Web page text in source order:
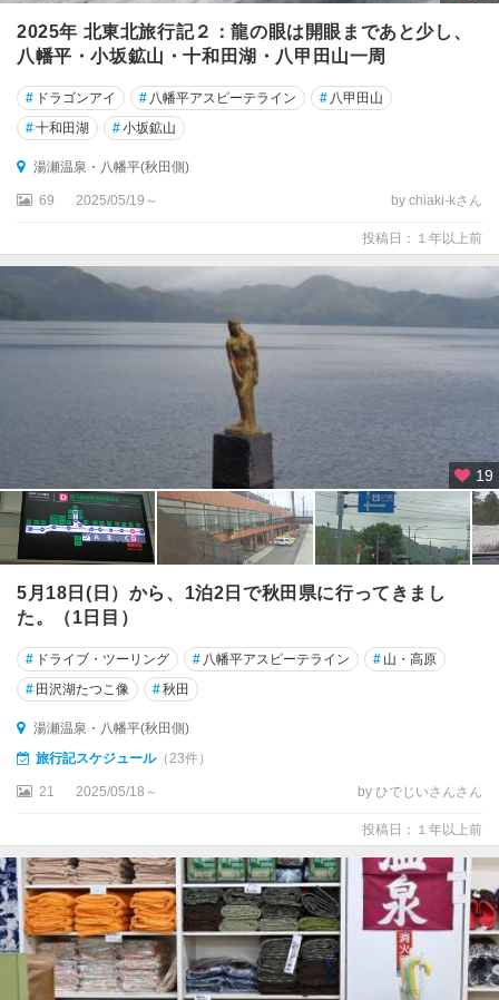
2025年 北東北旅行記２：龍の眼は開眼まであと少し、
八幡平・小坂鉱山・十和田湖・八甲田山一周
# ドラゴンアイ # 八幡平アスピーテライン # 八甲田山
#十和田湖 #小坂鉱山
湯瀬温泉・八幡平(秋田側)
69 2025/05/19～ by chiaki-kさん
投稿日：１年以上前
19
5月18日(日）から、1泊2日で秋田県に行ってきまし
た。（1日目）
# ドライブ・ツーリング # 八幡平アスピーテライン # 山・高原
# 田沢湖たつこ像 #秋田
湯瀬温泉・八幡平(秋田側)
旅行記スケジュール（23件）
21 2025/05/18～ by ひでじいさんさん
投稿日：１年以上前